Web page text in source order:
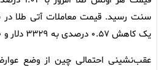
سنت رسید. قیمت معاملات آتی طلا در
یک کاهش ۰.۵۷ درصدی به ۳۳۲۹ دلار و ۴۰ سنت رسیده است.
عقب‌نشینی احتمالی چین از وضع